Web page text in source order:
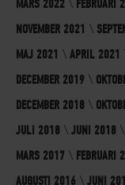
MARS 2022
FEBRUARI
NOVEMBER 2021
MAJ 2021
APRIL 2021
DECEMBER 2019
DECEMBER 2018
JULI 2018
JUNI 2018
MARS 2017
FEBRUARI
AUGUSTI 2016
JUNI